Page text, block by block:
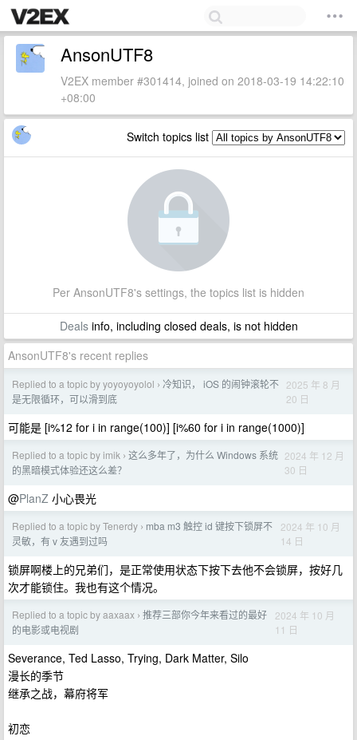
AnsonUTF8
V2EX member #301414, joined on 2018-03-19 14:22:10
+08:00
Switch topics list
Per AnsonUTF8's settings, the topics list is hidden
Dealsinfo, including closed deals, is not hidden
AnsonUTF8's recent replies
Replied to a topic by yoyoyoyolol › 冷知识， iOS 的闹钟滚轮不
是无限循环，可以滑到底
2025 年 8 月
20 日
可能是 [i%12 for i in range(100)] [i%60 for i in range(1000)]
Replied to a topic by imik › 这么多年了，为什么 Windows 系统
的黑暗模式体验还这么差？
2024 年 12 月
30 日
@PlanZ 小心畏光
Replied to a topic by Tenerdy › mba m3 触控 id 键按下锁屏不
灵敏，有 v 友遇到过吗
2024 年 10 月
14 日
锁屏啊楼上的兄弟们，是正常使用状态下按下去他不会锁屏，按好几
次才能锁住。我也有这个情况。
Replied to a topic by aaxaax › 推荐三部你今年来看过的最好
的电影或电视剧
2024 年 10 月
11 日
Severance, Ted Lasso, Trying, Dark Matter, Silo
漫长的季节
继承之战，幕府将军
初恋